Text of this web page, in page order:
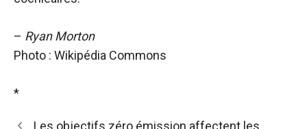
– Ryan Morton
Photo : Wikipédia Commons
*
Les objectifs zéro émission affectent les